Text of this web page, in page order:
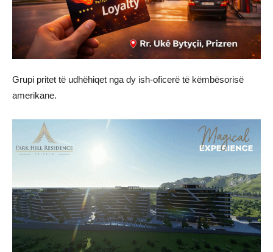
Grupi pritet të udhëhiqet nga dy ish-oficerë të këmbësorisë
amerikane.